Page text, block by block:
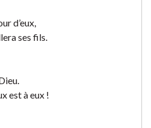
d’eux,
ses fils.
est à eux !